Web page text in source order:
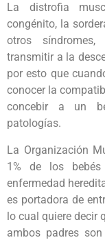
La distrofia
congénito, la
otros
transmitir a la
por esto que
conocer la
concebir a un
patologías.
La Organización
1% de los
enfermedad
es portadora de
lo cual quiere decir
ambos padres